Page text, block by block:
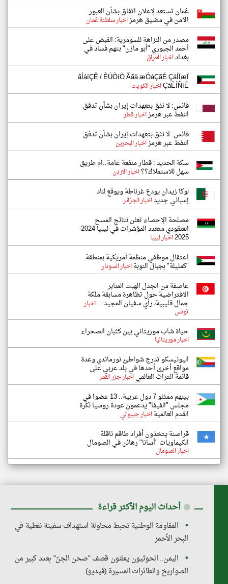
عُمان تستعد لإعلان اتفاق بشأن العبور
الآمن في مضيق هرمزاخبار سلطنة عُمان
مصدر من النزاهة للسومرية: القبض على
أحمد الجبوري "أبو مازن" بتهم فساد في
بغداداخبار العراق
ãÍáíÇÊ / ÊÚÒíÒ Ããä æÓáÇãÉ ÇáÍÏæÏ
ÇáÈÍÑíÉاخبار الكويت
فانس: لا نثق بتعهدات إيران بشأن تدفق
النفط عبر هرمزاخبار قطر
فانس: لا نثق بتعهدات إيران بشأن تدفق
النفط عبر هرمزاخبار البحرين
سكة الحديد : قطار منفعة عامة..ام طريق
سهل للاستملاك؟؟اخبار الاردن
لوكا زيدان يودع غرناطة ويوقع لناد
إسباني جديداخبار الجزائر
مصلحة الإحصاء تعلن نتائج المسح
العنقودي متعدد المؤشرات في ليبيا 2024-
2025اخبار ليبيا
اعتقال موظفي منظمة أمريكية بمنطقة
"كمليلة" بجبال النوبةاخبار السودان
عاصفة من الجدل الهبت المنابر
الافتراضية حول تظاهرة مسابقة ملكة
جمال قليبية، رأي سفيان المجيد…اخبار
تونس
حياة شاب موريتاني بين كثبان الصحراء
اخبار موريتانيا
اليونيسكو تدرج شواطئ نورماندي وعدة
مواقع أخرى أحدها في بلد عربي على
قائمة التراث العالمياخبار جزر القمر
بينهم ممثلو 7 دول عربية.. 13 عضوا في
مجلس "الفيفا" يدعمون عودة روسيا لكرة
القدم العالميةاخبار جيبوتي
قراصنة يتخذون أفراد طاقم ناقلة
الكيماويات "أسانا" رهائن في الصومال
اخبار الصومال
◉ أحداث اليوم الأكثر قراءة
المقاومة الوطنية تحبط محاولة استهداف سفينة نفطية في
البحر الأحمر
اليمن.. الحوثيون يعلنون قصف "صحن الجنّ" بعدد كبير من
الصواريخ والطائرات المسيرة (فيديو)